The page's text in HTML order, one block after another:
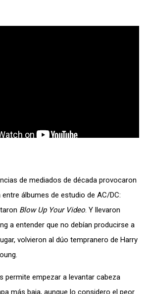
de mediados de década provocaron
álbumes de estudio de AC/DC:
Blow Up Your Video. Y llevaron
a entender que no debían producirse a
volvieron al dúo tempranero de Harry
permite empezar a levantar cabeza
más baja, aunque lo considero el peor